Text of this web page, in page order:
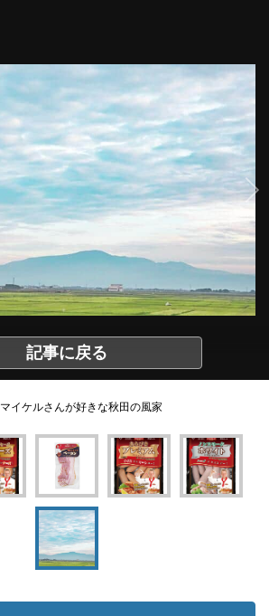
記事に戻る
マイケルさんが好きな秋田の風家